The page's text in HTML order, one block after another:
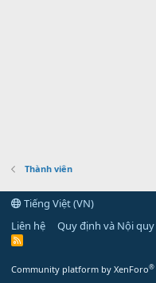
Thành viên
Tiếng Việt (VN)
Liên hệ
Quy định và Nội quy
R
Community platform by XenForo®